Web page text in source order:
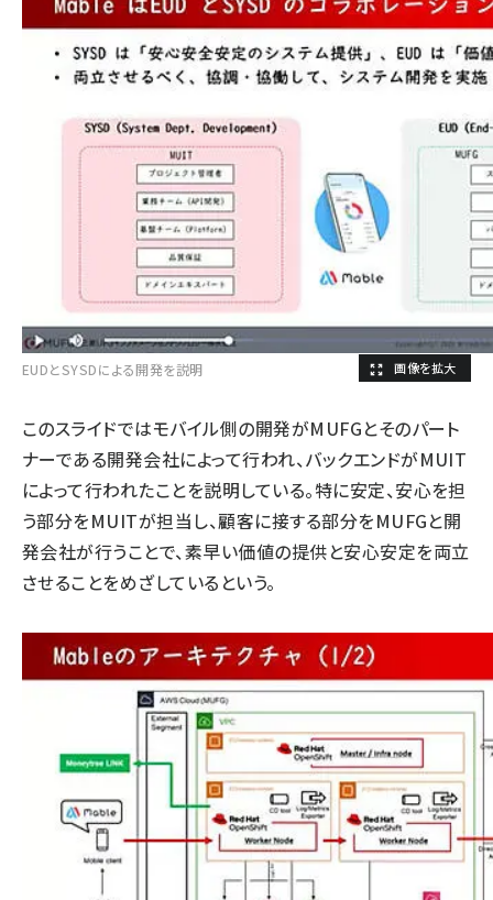
EUDとSYSDによる開発を説明
このスライドではモバイル側の開発がMUFGとそのパート
ナーである開発会社によって行われ、バックエンドがMUIT
によって行われたことを説明している。特に安定、安心を担
う部分をMUITが担当し、顧客に接する部分をMUFGと開
発会社が行うことで、素早い価値の提供と安心安定を両立
させることをめざしているという。